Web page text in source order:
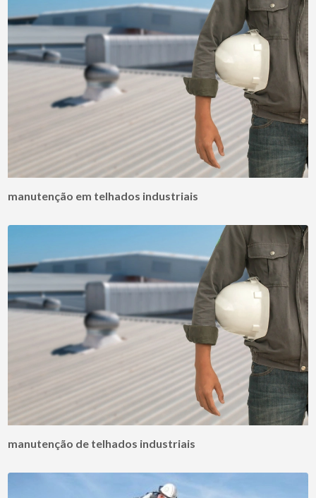
manutenção em telhados industriais
manutenção de telhados industriais